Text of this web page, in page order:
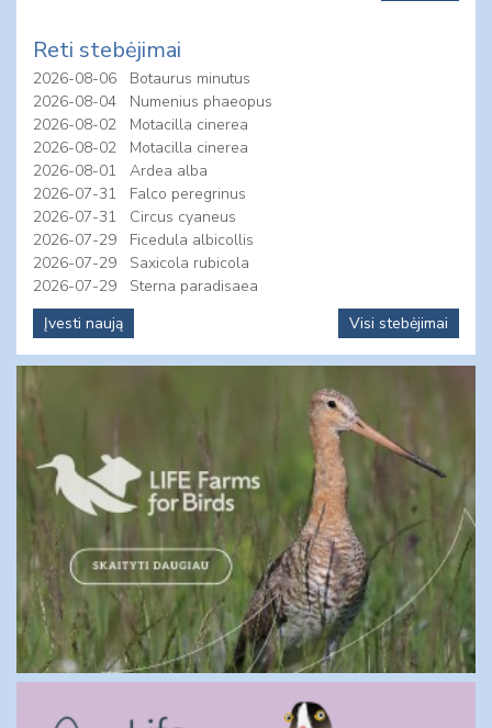
Reti stebėjimai
2026-08-06
Botaurus minutus
2026-08-04
Numenius phaeopus
2026-08-02
Motacilla cinerea
2026-08-02
Motacilla cinerea
2026-08-01
Ardea alba
2026-07-31
Falco peregrinus
2026-07-31
Circus cyaneus
2026-07-29
Ficedula albicollis
2026-07-29
Saxicola rubicola
2026-07-29
Sterna paradisaea
Įvesti naują
Visi stebėjimai